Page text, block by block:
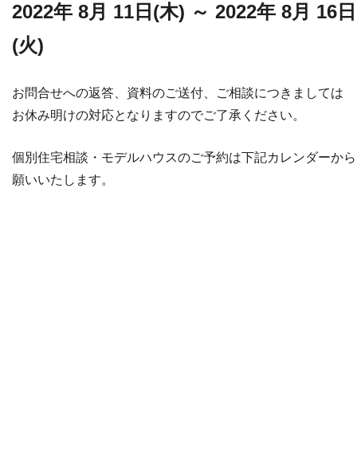
2022年 8月 11日(木) ～ 2022年 8月 16日
(火)
お問合せへの返答、資料のご送付、ご相談につきましては
お休み明けの対応となりますのでご了承ください。
個別住宅相談・モデルハウスのご予約は下記カレンダーか
願いいたします。